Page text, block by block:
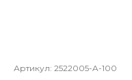
Артикул: 2522005-A-100